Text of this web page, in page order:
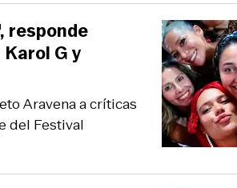
Aravena a críticas
del Festival
responde
G y